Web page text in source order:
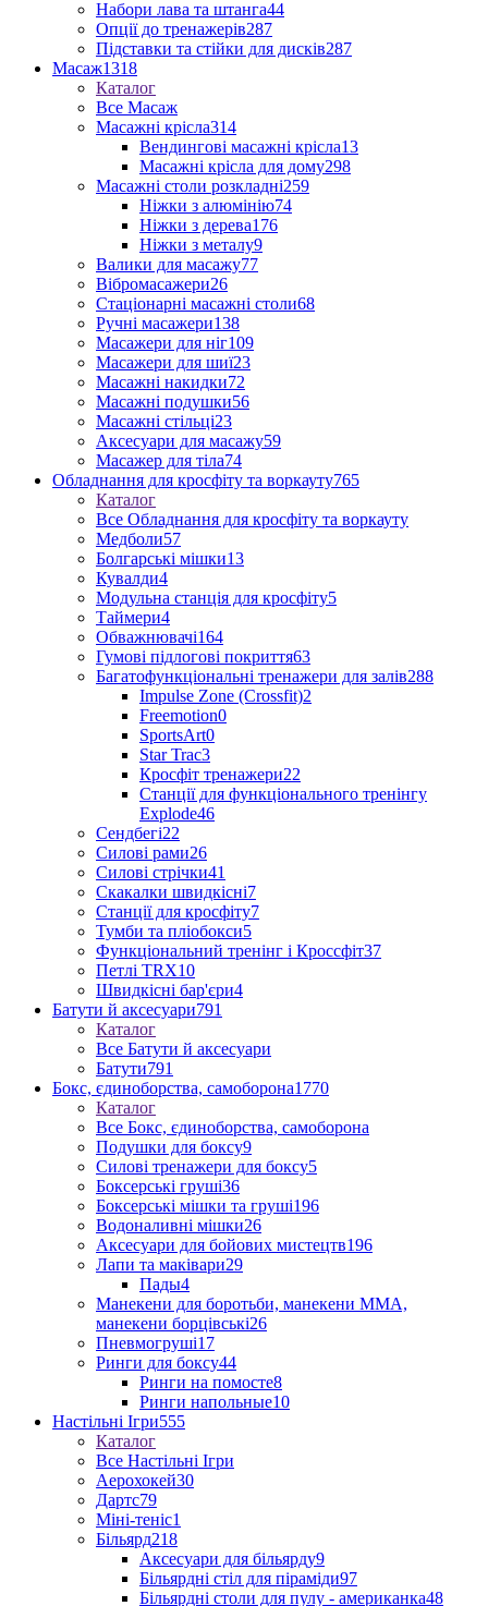
Набори лава та штанга44
Опції до тренажерів287
Підставки та стійки для дисків287
Масаж1318
Каталог
Все Масаж
Масажні крісла314
Вендингові масажні крісла13
Масажні крісла для дому298
Масажні столи розкладні259
Ніжки з алюмінію74
Ніжки з дерева176
Ніжки з металу9
Валики для масажу77
Вібромасажери26
Стаціонарні масажні столи68
Ручні масажери138
Масажери для ніг109
Масажери для шиї23
Масажні накидки72
Масажні подушки56
Масажні стільці23
Аксесуари для масажу59
Масажер для тіла74
Обладнання для кросфіту та воркауту765
Каталог
Все Обладнання для кросфіту та воркауту
Медболи57
Болгарські мішки13
Кувалди4
Модульна станція для кросфіту5
Таймери4
Обважнювачі164
Гумові підлогові покриття63
Багатофункціональні тренажери для залів288
Impulse Zone (Crossfit)2
Freemotion0
SportsArt0
Star Trac3
Кросфіт тренажери22
Станції для функціонального тренінгу
Explode46
Сендбегі22
Силові рами26
Силові стрічки41
Скакалки швидкісні7
Станції для кросфіту7
Тумби та пліобокси5
Функціональний тренінг і Кроссфіт37
Петлі TRX10
Швидкісні бар'єри4
Батути й аксесуари791
Каталог
Все Батути й аксесуари
Батути791
Бокс, єдиноборства, самоборона1770
Каталог
Все Бокс, єдиноборства, самоборона
Подушки для боксу9
Силові тренажери для боксу5
Боксерські груші36
Боксерські мішки та груші196
Водоналивні мішки26
Аксесуари для бойових мистецтв196
Лапи та маківари29
Пады4
Манекени для боротьби, манекени ММА,
манекени борцівські26
Пневмогруші17
Ринги для боксу44
Ринги на помосте8
Ринги напольные10
Настільні Ігри555
Каталог
Все Настільні Ігри
Аерохокей30
Дартс79
Міні-теніс1
Більярд218
Аксесуари для більярду9
Більярдні стіл для піраміди97
Більярдні столи для пулу - американка48